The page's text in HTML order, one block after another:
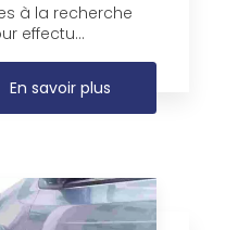
à la recherche
effectu...
En savoir plus